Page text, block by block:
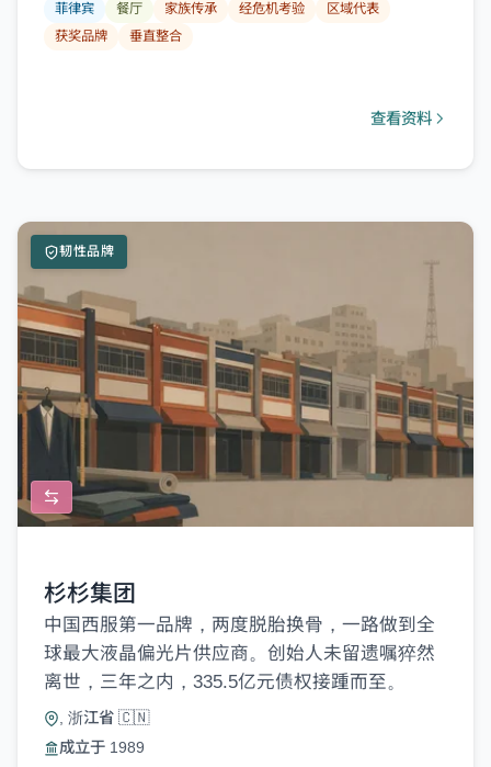
菲律宾 餐厅 家族传承 经危机考验
区域代表
获奖品牌
垂直整合
查看资料
韧性品牌
杉杉集团
中国西服第一品牌，两度脱胎换骨，一路做到全
球最大液晶偏光片供应商。创始人未留遗嘱猝然
离世，三年之内，335.5亿元债权接踵而至。
, 浙江省 🇨🇳
成立于 1989